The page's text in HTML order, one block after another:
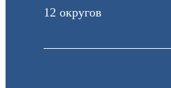
12 округов